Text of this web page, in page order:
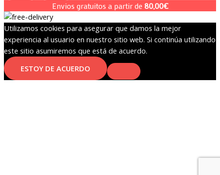
acero
inoxidable
Super
Mario
Bros
Nintendo
Envios gratuitos a partir de 80,00€
Utilizamos cookies para asegurar que damos la mejor
experiencia al usuario en nuestro sitio web. Si continúa utilizando
este sitio asumiremos que está de acuerdo.
ESTOY DE ACUERDO